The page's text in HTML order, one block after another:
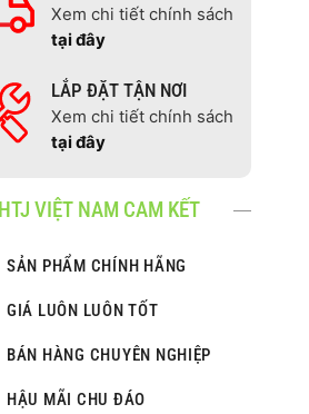
Xem chi tiết chính sách
tại đây
LẮP ĐẶT TẬN NƠI
Xem chi tiết chính sách
tại đây
HTJ VIỆT NAM CAM KẾT
SẢN PHẨM CHÍNH HÃNG
GIÁ LUÔN LUÔN TỐT
BÁN HÀNG CHUYÊN NGHIỆP
HẬU MÃI CHU ĐÁO